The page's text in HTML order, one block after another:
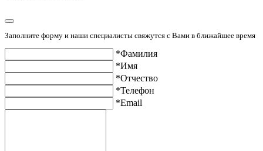
Заполните форму и наши специалисты свяжутся с Вами в ближайшее время
*Фамилия
*Имя
*Отчество
*Телефон
*Email